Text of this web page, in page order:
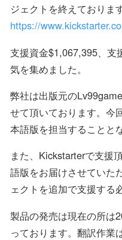
ジェクトを終えております
https://
支援資金$1,067,395、支
気を集めました。
弊社は出版元の
せて頂いております。今
本語版を担当することと
また、Kickstarterで支援
語版をお届けさせていた
ェクトを追加で支援する
製品の発売は現在の所は
っております。翻訳作業